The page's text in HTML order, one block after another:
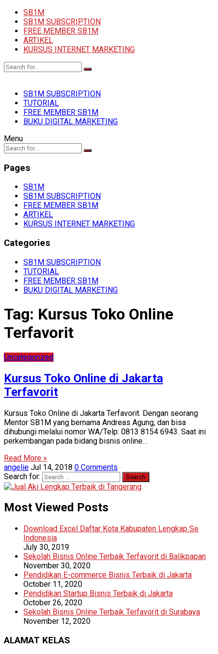
SB1M
SB1M SUBSCRIPTION
FREE MEMBER SB1M
ARTIKEL
KURSUS INTERNET MARKETING
SB1M SUBSCRIPTION
TUTORIAL
FREE MEMBER SB1M
BUKU DIGITAL MARKETING
Menu
Pages
SB1M
SB1M SUBSCRIPTION
FREE MEMBER SB1M
ARTIKEL
KURSUS INTERNET MARKETING
Categories
SB1M SUBSCRIPTION
TUTORIAL
FREE MEMBER SB1M
BUKU DIGITAL MARKETING
Tag: Kursus Toko Online
Terfavorit
Uncategorized
Kursus Toko Online di Jakarta
Terfavorit
Kursus Toko Online di Jakarta Terfavorit. Dengan seorang
Mentor SB1M yang bernama Andreas Agung, dan bisa
dihubungi melalui nomor WA/Telp: 0813 8154 6943. Saat ini
perkembangan pada bidang bisnis online…
Read More »
angelie Jul 14, 2018 0 Comments
Search for:
Most Viewed Posts
Download Excel Daftar Kota Kabupaten Lengkap Se
Indonesia
July 30, 2019
Sekolah Bisnis Online Terbaik Terfavorit di Balikpapan
November 30, 2020
Pendidikan E-commerce Bisnis Terbaik di Jakarta
October 11, 2020
Pendidikan Startup Bisnis Terbaik di Jakarta
October 26, 2020
Sekolah Bisnis Online Terbaik Terfavorit di Surabaya
November 12, 2020
ALAMAT KELAS